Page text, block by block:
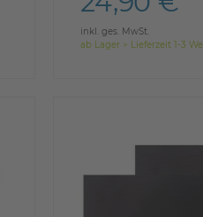
inkl. ges. MwSt.
ab Lager > Lieferzeit 1-3